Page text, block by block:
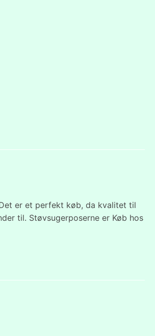
er et perfekt køb, da kvalitet til
til. Støvsugerposerne er Køb hos